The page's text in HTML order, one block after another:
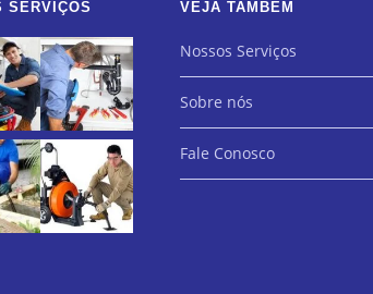
SERVIÇOS VEJA TAMBÉM
Nossos Serviços
Sobre nós
Fale Conosco